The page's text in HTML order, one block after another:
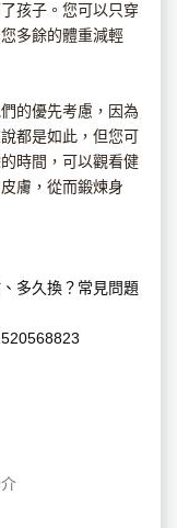
孩子。您可以只穿
多餘的體重減輕
的優先考慮，因為
都是如此，但您可
時間，可以觀看健
膚，從而鍛煉身
多久換？常見問題